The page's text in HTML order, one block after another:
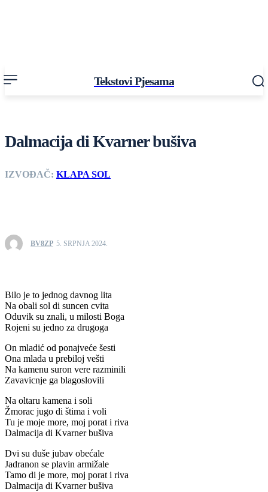
Tekstovi Pjesama
Dalmacija di Kvarner bušiva
IZVOĐAČ: KLAPA SOL
BV8ZP 5. SRPNJA 2024.
Bilo je to jednog davnog lita
Na obali sol di suncen cvita
Oduvik su znali, u milosti Boga
Rojeni su jedno za drugoga
On mladić od ponajveće šesti
Ona mlada u prebiloj vešti
Na kamenu suron vere razminili
Zavavicnje ga blagoslovili
Na oltaru kamena i soli
Žmorac jugo di štima i voli
Tu je moje more, moj porat i riva
Dalmacija di Kvarner bušiva
Dvi su duše jubav obećale
Jadranon se plavin armižale
Tamo di je more, moj porat i riva
Dalmacija di Kvarner bušiva